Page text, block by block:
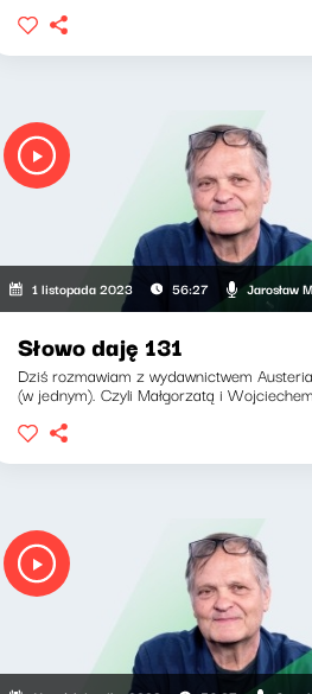
1 listopada 2023 56:27 Jarosław
Słowo daję 131
Dziś rozmawiam z wydawnictwem
(w jednym). Czyli Małgorzatą i